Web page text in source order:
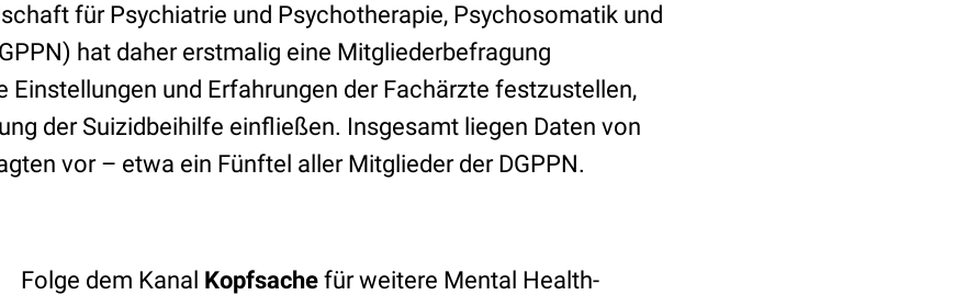
für Psychiatrie und Psychotherapie, Psychosomatik und
hat daher erstmalig eine Mitgliederbefragung
Einstellungen und Erfahrungen der Fachärzte festzustellen,
der Suizidbeihilfe einfließen. Insgesamt liegen Daten von
vor – etwa ein Fünftel aller Mitglieder der DGPPN.
Folge dem Kanal Kopfsache für weitere Mental Health-